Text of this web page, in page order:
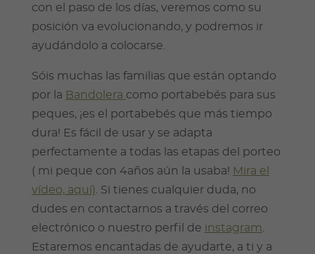
con el paso de los días, veremos como su
posición va evolucionando, y podremos ir
ayudándolo a colocarse.
Sóis muchas las familias que están optando
por la Bandolera como portabebés para sus
peques, ¡es el portabebés que más tiempo
dura! Es fácil de usar y se adapta
perfectamente a todas las etapas del porteo
( mi peque con 4años aún la usaba! Mira el
vídeo, aquí). Si tienes cualquier duda, no
dudes en contactarnos a través del correo
electrónico o nuestro perfil de instagram.
Estaremos encantadas de ayudarte, a ti y a